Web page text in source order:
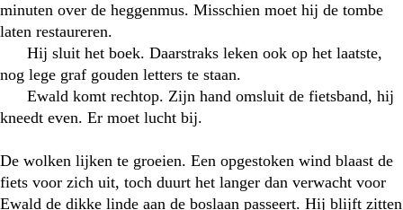
minuten over de heggenmus. Misschien moet hij de tombe
laten restaureren.
Hij sluit het boek. Daarstraks leken ook op het laatste,
nog lege graf gouden letters te staan.
Ewald komt rechtop. Zijn hand omsluit de fietsband, hij
kneedt even. Er moet lucht bij.
De wolken lijken te groeien. Een opgestoken wind blaast de
fiets voor zich uit, toch duurt het langer dan verwacht voor
Ewald de dikke linde aan de boslaan passeert. Hij blijft zitten